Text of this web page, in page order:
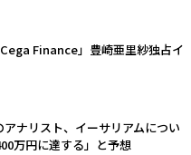
Finance」豊崎亜里紗独占イ
アナリスト、イーサリアムについ
万円に達する」と予想